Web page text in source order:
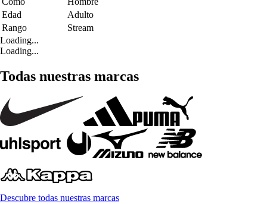
Edad
Adulto
Rango
Stream
Loading...
Loading...
Todas nuestras marcas
Descubre todas nuestras marcas